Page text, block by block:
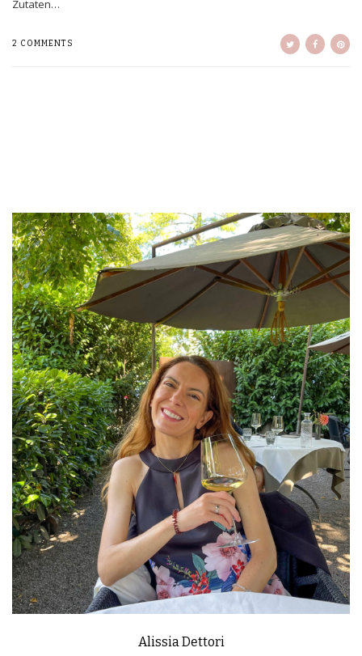
Zutaten…
2 COMMENTS
Alissia Dettori